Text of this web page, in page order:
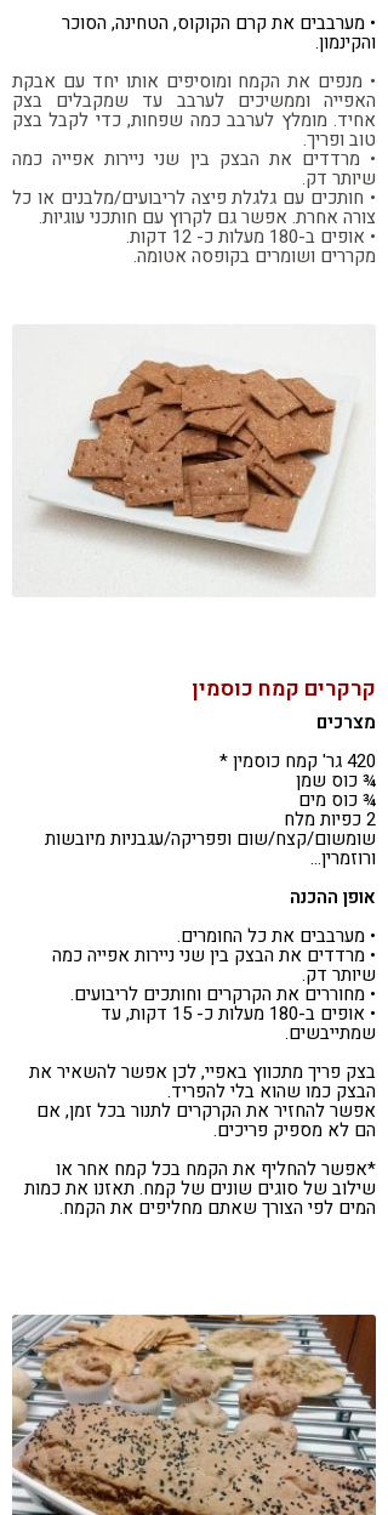
• מערבבים את קרם הקוקוס, הטחינה, הסוכר
והקינמון.
• מנפים את הקמח ומוסיפים אותו יחד עם אבקת
האפייה וממשיכים לערבב עד שמקבלים בצק
אחיד. מומלץ לערבב כמה שפחות, כדי לקבל בצק
טוב ופריך.
• מרדדים את הבצק בין שני ניירות אפייה כמה
שיותר דק.
• חותכים עם גלגלת פיצה לריבועים/מלבנים או כל
צורה אחרת. אפשר גם לקרוץ עם חותכני עוגיות.
• אופים ב-180 מעלות כ- 12 דקות.
מקררים ושומרים בקופסה אטומה.
קרקרים קמח כוסמין
מצרכים
420 גר' קמח כוסמין *
¾ כוס שמן
¾ כוס מים
2 כפיות מלח
שומשום/קצח/שום ופפריקה/עגבניות מיובשות
ורוזמרין…
אופן ההכנה
• מערבבים את כל החומרים.
• מרדדים את הבצק בין שני ניירות אפייה כמה
שיותר דק.
• מחוררים את הקרקרים וחותכים לריבועים.
• אופים ב-180 מעלות כ- 15 דקות, עד
שמתייבשים.
בצק פריך מתכווץ באפיי, לכן אפשר להשאיר את
הבצק כמו שהוא בלי להפריד.
אפשר להחזיר את הקרקרים לתנור בכל זמן, אם
הם לא מספיק פריכים.
*אפשר להחליף את הקמח בכל קמח אחר או
שילוב של סוגים שונים של קמח. תאזנו את כמות
המים לפי הצורך שאתם מחליפים את הקמח.